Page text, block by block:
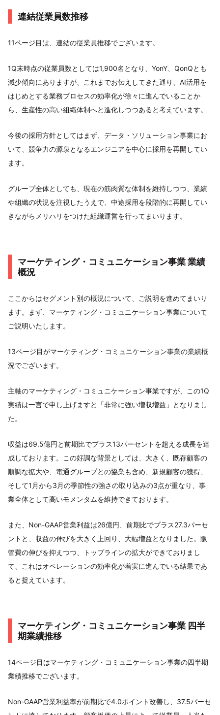
連結従業員数推移
11ページ目は、連結の従業員推移でございます。
1Q末時点の従業員数としては1,900名となり、YonY、QonQとも
減少傾向にありますが、これまでお伝えしてきた通り、AI活用を
はじめとする業務プロセスの効率化が徐々に進んでいることか
ら、生産性の高い組織体制へと進化しつつあると考えています。
今後の採用方針としてはまず、データ・ソリューション事業にお
いて、競争力の源泉となるエンジニアを中心に採用を再開してい
ます。
グループ全体としても、現在の筋肉質な体制を維持しつつ、業績
や組織の状況を注視したうえで、中途採用を段階的に再開してい
きながらメリハリをつけた組織運営を行ってまいります。
マーケティング・コミュニケーション事業 業績
概況
ここからはセグメント別の概況について、ご説明を進めてまいり
ます。まず、マーケティング・コミュニケーション事業について
ご説明いたします。
13ページ目がマーケティング・コミュニケーション事業の業績概
況でございます。
主軸のマーケティング・コミュニケーション事業ですが、この1Q
実績は一言で申し上げますと「非常に強い増収増益」となりまし
た。
収益は69.5億円と前期比でプラス13パーセントを超える成長を達
成しております。この好調な背景としては、大きく、既存顧客の
順調な拡大や、電通グループとの協業も含め、新規顧客の獲得、
そして1月から3月の季節性の強さの取り込みの3点が重なり、事
業全体として高いモメンタムを維持できております。
また、Non-GAAP営業利益は26億円、前期比でプラス27.3パーセ
ントと、収益の伸びを大きく上回り、大幅増益となりました。販
管費の伸びを抑えつつ、トップラインの拡大ができておりまし
て、これはオペレーションの効率化が着実に進んでいる結果であ
ると捉えています。
マーケティング・コミュニケーション事業 四半
期業績推移
14ページ目はマーケティング・コミュニケーション事業の四半期
業績推移でございます。
Non-GAAP営業利益率が前期比で4.0ポイント改善し、37.5パーセ